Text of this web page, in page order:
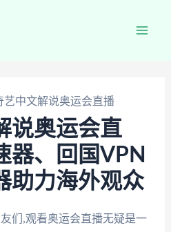
艺中文解说奥运会直播
说奥运会直
器、回国VPN
助力海外观众
们,观看奥运会直播无疑是一